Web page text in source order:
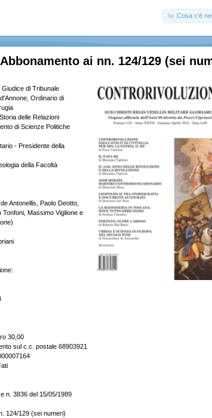
Cosa c'è
ai nn. 124/129 (sei
dl Tribunale
Ordinario di
delle Relazioni
di Scienze Politiche
- Presidente della
della Facoltà
Antonellis, Paolo Deotto,
Massimo Viglione e
30,00
sul c.c. postale 68903921
n. 3836 del 15/05/1989
124/129 (sei numeri)